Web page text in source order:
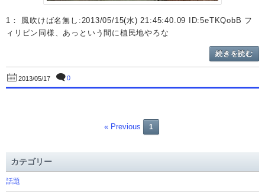
1： 風吹けば名無し:2013/05/15(水) 21:45:40.09 ID:5eTKQobB フ
ィリピン同様、あっという間に植民地やろな
続きを読む
2013/05/17 0
« Previous 1
カテゴリー
話題